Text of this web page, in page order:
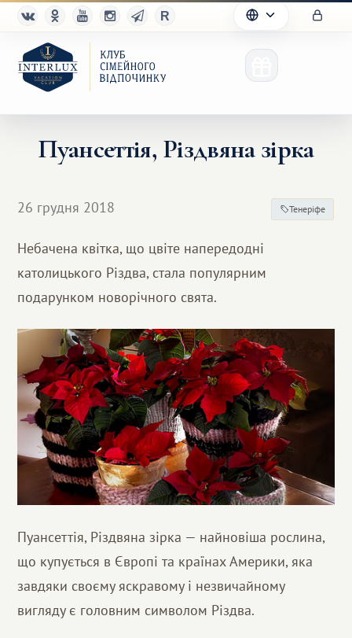
Переваги
Партнерам
Благотворительность
Пуансеттія, Різдвяна зірка
26 грудня 2018 Тенеріфе
Небачена квітка, що цвіте напередодні
католицького Різдва, стала популярним
подарунком новорічного свята.
Пуансеттія, Різдвяна зірка — найновіша рослина,
що купується в Європі та країнах Америки, яка
завдяки своєму яскравому і незвичайному
вигляду є головним символом Різдва.